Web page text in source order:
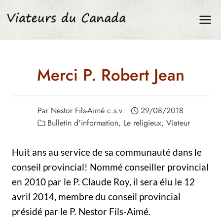
Aller
au
contenu
Merci P. Robert Jean
Par Nestor Fils-Aimé c.s.v.
29/08/2018
Bulletin d'information, Le religieux,Viateur
Huit ans au service de sa communauté dans le
conseil provincial! Nommé conseiller provincial
en 2010 par le P. Claude Roy, il sera élu le 12
avril 2014, membre du conseil provincial
présidé par le P. Nestor Fils-Aimé.